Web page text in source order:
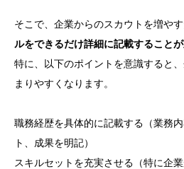
そこで、企業からのスカウトを増やす
ルをできるだけ詳細に記載すること
特に、以下のポイントを意識すると
まりやすくなります。
職務経歴を具体的に記載する（業務
ト、成果を明記）
スキルセットを充実させる（特に企